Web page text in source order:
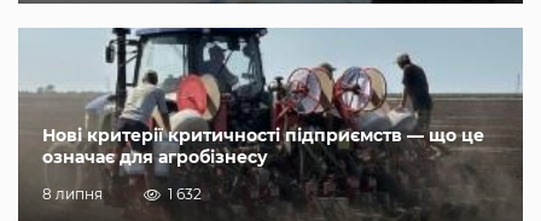
Нові критерії критичності підприємств — що це
означає для агробізнесу
8 липня 1 632